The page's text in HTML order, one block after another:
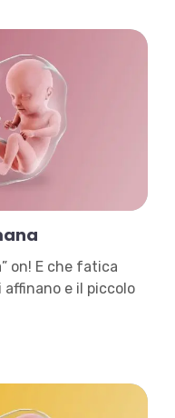
on! E che fatica
affinano e il piccolo